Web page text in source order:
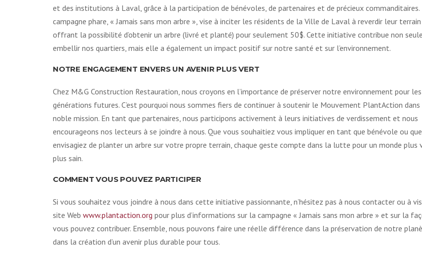
et des institutions à Laval, grâce à la participation de bénévoles, de partenaires et de précieux commanditaires.
campagne phare, « Jamais sans mon arbre », vise à inciter les résidents de la Ville de Laval à reverdir leur
offrant la possibilité d’obtenir un arbre (livré et planté) pour seulement 50$. Cette initiative contribue non
embellir nos quartiers, mais elle a également un impact positif sur notre santé et sur l’environnement.
NOTRE ENGAGEMENT ENVERS UN AVENIR PLUS VERT
Chez M&G Construction Restauration, nous croyons en l’importance de préserver notre environnement pour les
générations futures. C’est pourquoi nous sommes fiers de continuer à soutenir le Mouvement PlantAction
noble mission. En tant que partenaires, nous participons activement à leurs initiatives de verdissement et nous
encourageons nos lecteurs à se joindre à nous. Que vous souhaitiez vous impliquer en tant que bénévole ou
envisagiez de planter un arbre sur votre propre terrain, chaque geste compte dans la lutte pour un monde plus
plus sain.
COMMENT VOUS POUVEZ PARTICIPER
Si vous souhaitez vous joindre à nous dans cette initiative passionnante, n’hésitez pas à nous contacter ou à
site Web www.plantaction.org pour plus d’informations sur la campagne « Jamais sans mon arbre » et sur la
vous pouvez contribuer. Ensemble, nous pouvons faire une réelle différence dans la préservation de notre
dans la création d’un avenir plus durable pour tous.